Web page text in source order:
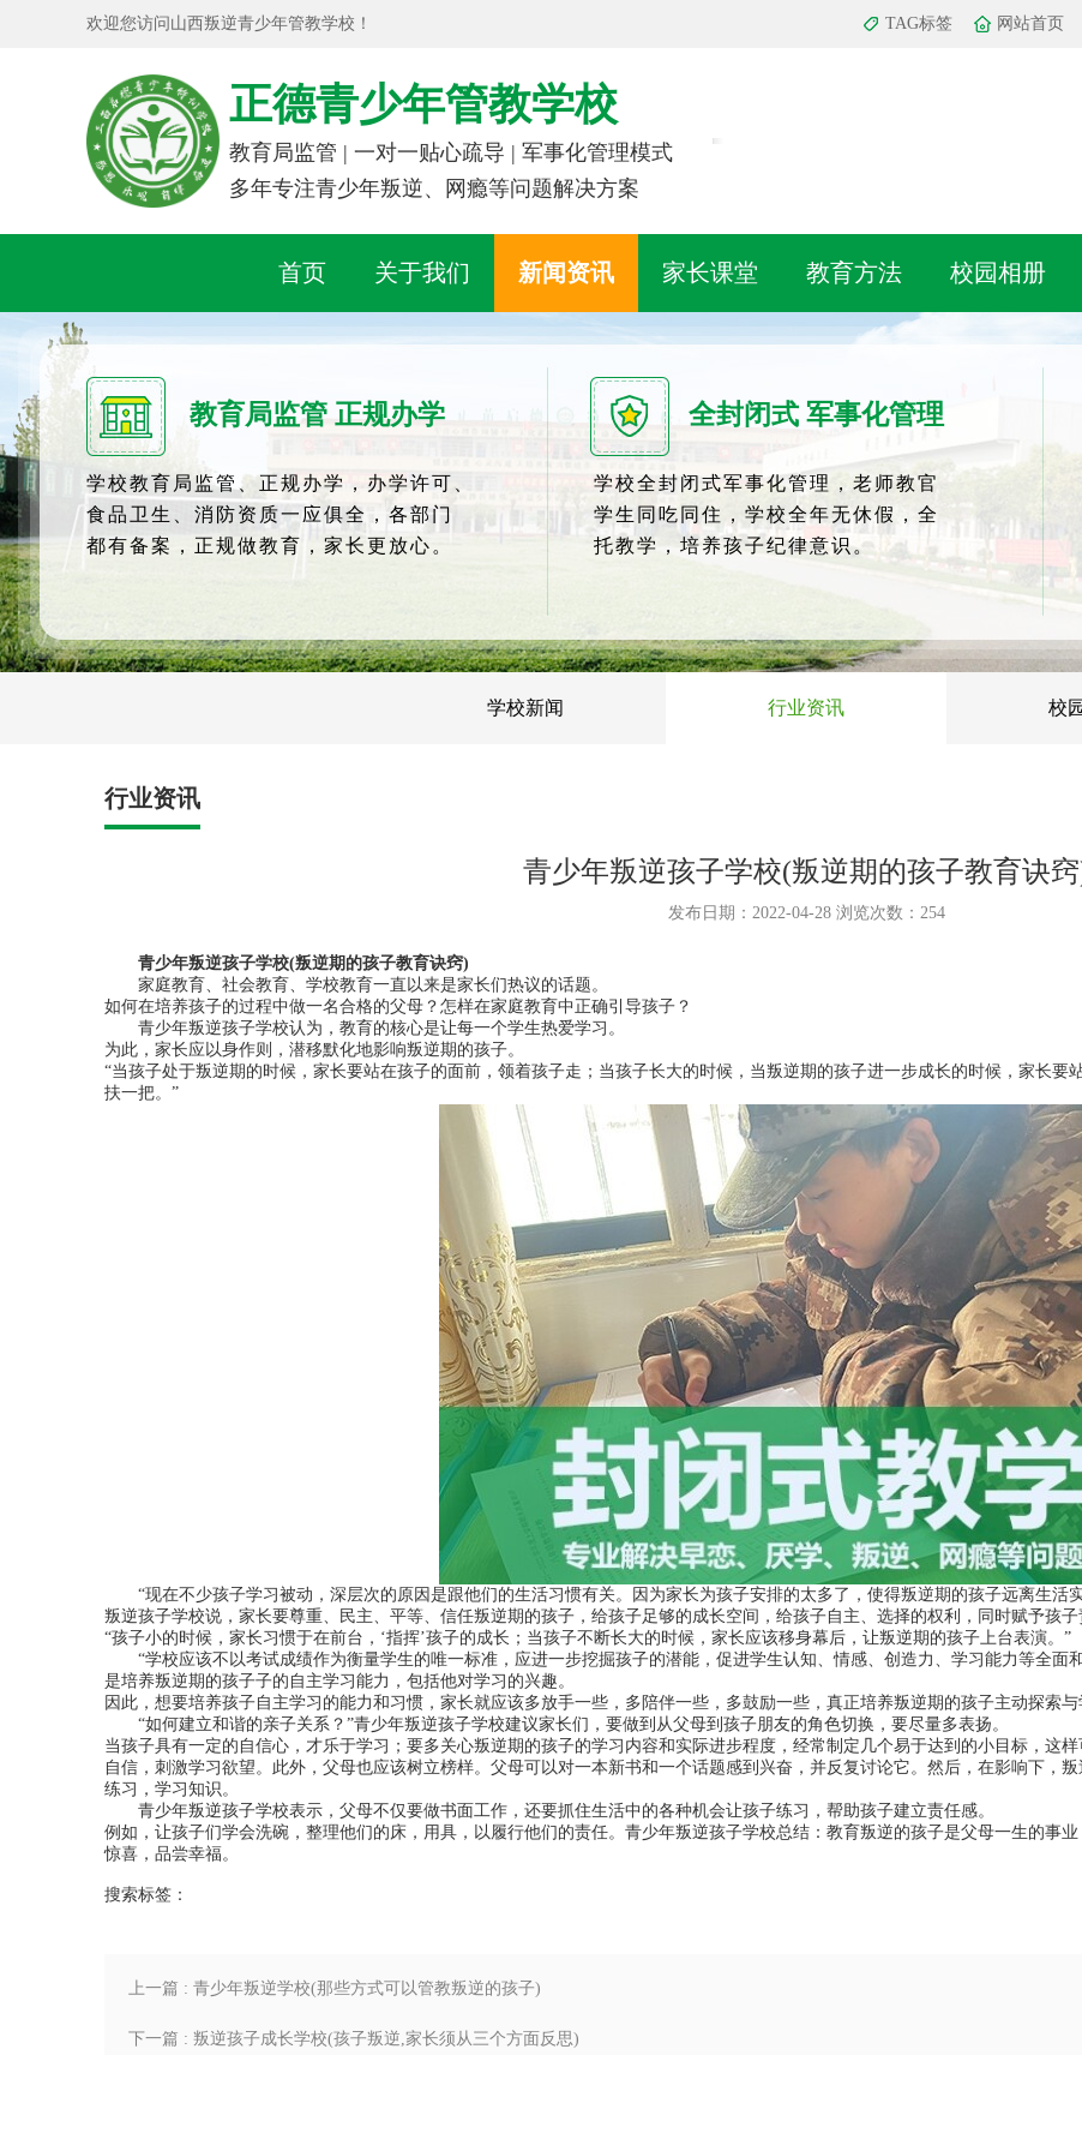
欢迎您访问山西叛逆青少年管教学校！ TAG标签 网站首页
正德青少年管教学校
教育局监管 | 一对一贴心疏导 | 军事化管理模式
多年专注青少年叛逆、网瘾等问题解决方案
首页 关于我们 新闻资讯 家长课堂 教育方法 校园相册
教育局监管 正规办学
学校教育局监管、正规办学，办学许可、
食品卫生、消防资质一应俱全，各部门
都有备案，正规做教育，家长更放心。
全封闭式 军事化管理
学校全封闭式军事化管理，老师教官
学生同吃同住，学校全年无休假，全
托教学，培养孩子纪律意识。
学校新闻 行业资讯 校
行业资讯
青少年叛逆孩子学校(叛逆期的孩子教育诀
发布日期：2022-04-28 浏览次数： 254
青少年叛逆孩子学校(叛逆期的孩子教育诀窍)
家庭教育、社会教育、学校教育一直以来是家长们热议的话题。
如何在培养孩子的过程中做一名合格的父母？怎样在家庭教育中正确引导孩子？
青少年叛逆孩子学校认为，教育的核心是让每一个学生热爱学习。
为此，家长应以身作则，潜移默化地影响叛逆期的孩子。
“当孩子处于叛逆期的时候，家长要站在孩子的面前，领着孩子走；当孩子长大的时候，当叛逆期的孩子进一步成长的时候，家长
扶一把。”
“现在不少孩子学习被动，深层次的原因是跟他们的生活习惯有关。因为家长为孩子安排的太多了，使得叛逆期的孩子远离生活
叛逆孩子学校说，家长要尊重、民主、平等、信任叛逆期的孩子，给孩子足够的成长空间，给孩子自主、选择的权利，同时赋予孩子
“孩子小的时候，家长习惯于在前台，‘指挥’孩子的成长；当孩子不断长大的时候，家长应该移身幕后，让叛逆期的孩子上台表演。”
“学校应该不以考试成绩作为衡量学生的唯一标准，应进一步挖掘孩子的潜能，促进学生认知、情感、创造力、学习能力等全面
是培养叛逆期的孩子子的自主学习能力，包括他对学习的兴趣。
因此，想要培养孩子自主学习的能力和习惯，家长就应该多放手一些，多陪伴一些，多鼓励一些，真正培养叛逆期的孩子主动探索与
“如何建立和谐的亲子关系？”青少年叛逆孩子学校建议家长们，要做到从父母到孩子朋友的角色切换，要尽量多表扬。
当孩子具有一定的自信心，才乐于学习；要多关心叛逆期的孩子的学习内容和实际进步程度，经常制定几个易于达到的小目标，这
自信，刺激学习欲望。此外，父母也应该树立榜样。父母可以对一本新书和一个话题感到兴奋，并反复讨论它。然后，在影响下，
练习，学习知识。
青少年叛逆孩子学校表示，父母不仅要做书面工作，还要抓住生活中的各种机会让孩子练习，帮助孩子建立责任感。
例如，让孩子们学会洗碗，整理他们的床，用具，以履行他们的责任。青少年叛逆孩子学校总结：教育叛逆的孩子是父母一生的事
惊喜，品尝幸福。
搜索标签：
上一篇 : 青少年叛逆学校(那些方式可以管教叛逆的孩子)
下一篇 : 叛逆孩子成长学校(孩子叛逆,家长须从三个方面反思)